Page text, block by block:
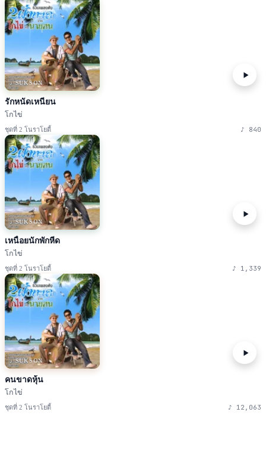
♪ SUKSON
รักหนัดเหนียน
โกไข่
ชุดที่ 2 โนราโยตี้ ♪ 840
♪ SUKSON
เหนื่อยนักพักหีด
โกไข่
ชุดที่ 2 โนราโยตี้ ♪ 1,339
♪ SUKSON
คนขาดหุ้น
โกไข่
ชุดที่ 2 โนราโยตี้ ♪ 12,063